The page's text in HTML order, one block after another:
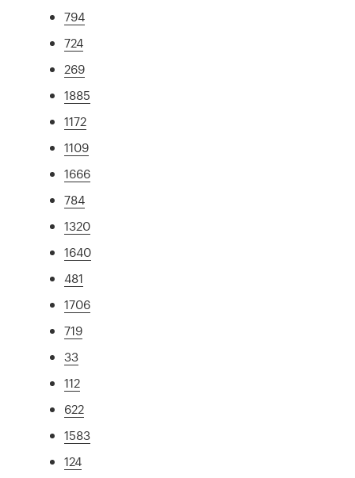
794
724
269
1885
1172
1109
1666
784
1320
1640
481
1706
719
33
112
622
1583
124